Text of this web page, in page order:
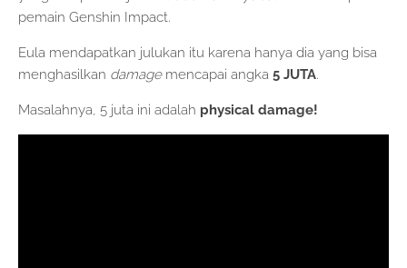
pemain Genshin Impact.
Eula mendapatkan julukan itu karena hanya dia yang bisa
menghasilkan damagemencapai angka 5 JUTA.
Masalahnya, 5 juta ini adalah physical damage!